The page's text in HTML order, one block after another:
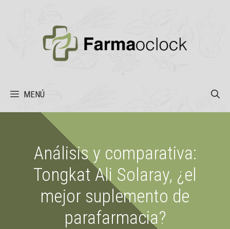
MENÚ
Análisis y comparativa:
Tongkat Ali Solaray, ¿el
mejor suplemento de
parafarmacia?